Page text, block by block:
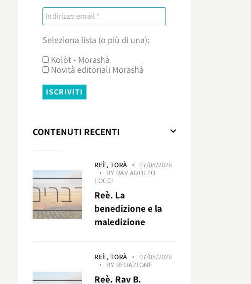
Seleziona lista (o più di una):
Kolòt - Morashà
Novità editoriali Morashà
CONTENUTI RECENTI
REÈ, TORÀ
07/08/2026
BY RAV ADOLFO
LOCCI
Reè. La
benedizione e la
maledizione
REÈ, TORÀ
07/08/2026
BY REDAZIONE
Reè. Rav B.